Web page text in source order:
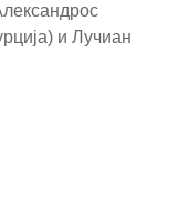
и Лучиан